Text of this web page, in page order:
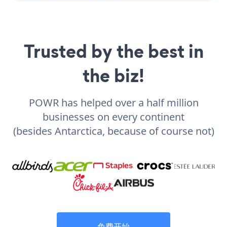
Trusted by the best in
the biz!
POWR has helped over a half million
businesses on every continent
(besides Antarctica, because of course not)